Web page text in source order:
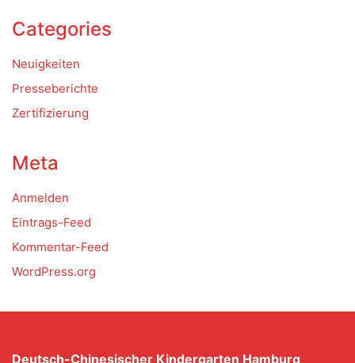
Categories
Neuigkeiten
Presseberichte
Zertifizierung
Meta
Anmelden
Eintrags-Feed
Kommentar-Feed
WordPress.org
Deutsch-Chinesischer Kindergarten Hamburg